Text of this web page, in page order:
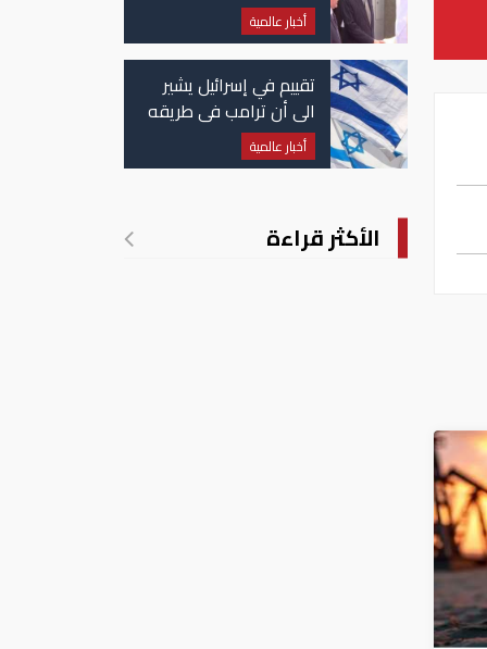
تكشف تفاصيل الاتفاق
المرتقب
أخبار عالمية
تقييم في إسرائيل يشير
الى أن ترامب في طريقه
الى إبرام اتفاق مع إيران
أخبار عالمية
الأكثر قراءة